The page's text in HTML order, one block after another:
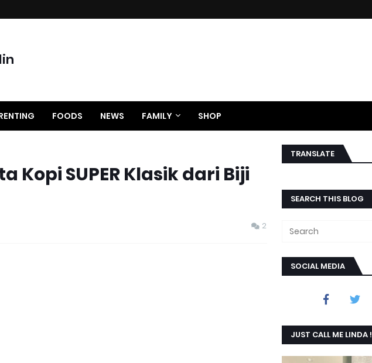
FOODS NEWS FAMILY SHOP
Kopi SUPER Klasik dari Biji
2
TRANSLATE
SEARCH THIS BLOG
SOCIAL MEDIA
JUST CALL ME LINDA !